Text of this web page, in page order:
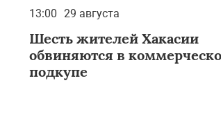
13:00 29 августа
Шесть жителей Хакасии
обвиняются в
подкупе